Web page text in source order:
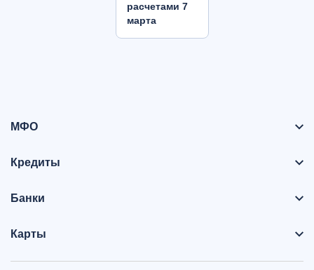
расчетами 7
марта
МФО
Кредиты
Банки
Карты